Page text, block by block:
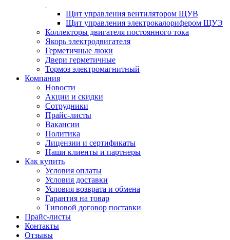
Щит управления вентилятором ЩУВ
Щит управления электрокалорифером ЩУЭ
Коллекторы двигателя постоянного тока
Якорь электродвигателя
Герметичные люки
Двери герметичные
Тормоз электромагнитный
Компания
Новости
Акции и скидки
Сотрудники
Прайс-листы
Вакансии
Политика
Лицензии и сертификаты
Наши клиенты и партнеры
Как купить
Условия оплаты
Условия доставки
Условия возврата и обмена
Гарантия на товар
Типовой договор поставки
Прайс-листы
Контакты
Отзывы